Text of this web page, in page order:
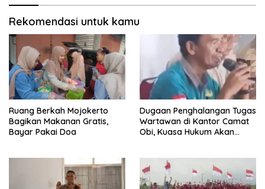
Rekomendasi untuk kamu
Ruang Berkah Mojokerto
Bagikan Makanan Gratis,
Bayar Pakai Doa
Dugaan Penghalangan Tugas
Wartawan di Kantor Camat
Obi, Kuasa Hukum Akan